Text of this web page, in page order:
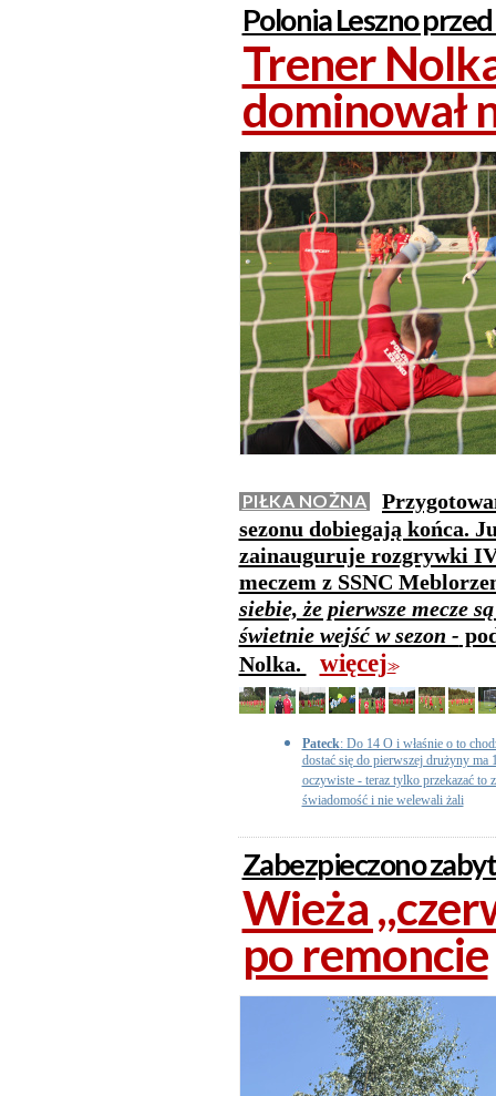
Polonia Leszno
Trener
dominował
PIŁKA NOŻNA
sezonu dobiegają końca.
zainauguruje rozgrywki
meczem z SSNC
siebie, że pierwsze mecze
świetnie wejść w sezon -
Nolka.
więcej>>
Pateck: Do 14 O i właśnie o to
dostać się do pierwszej drużyny ma
oczywiste - teraz tylko przekazać
świadomość i nie welewali żali
Zabezpieczono
Wieża
po remoncie